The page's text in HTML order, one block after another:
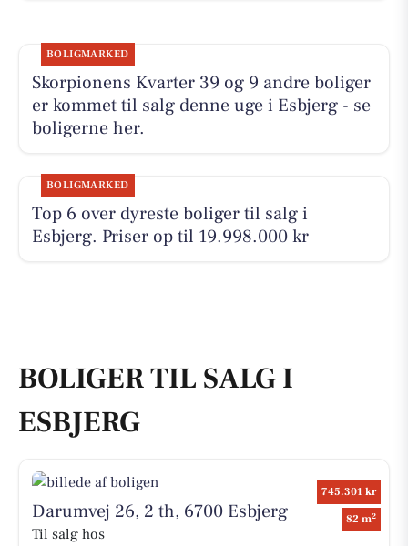
BOLIGMARKED
Skorpionens Kvarter 39 og 9 andre boliger
er kommet til salg denne uge i Esbjerg - se
boligerne her.
BOLIGMARKED
Top 6 over dyreste boliger til salg i
Esbjerg. Priser op til 19.998.000 kr
BOLIGER TIL SALG I
ESBJERG
745.301 kr
82 m2
Darumvej 26, 2 th, 6700 Esbjerg
Til salg hos